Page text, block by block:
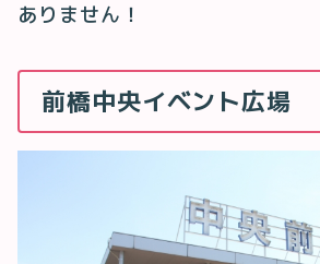
ありません！
前橋中央イベント広場